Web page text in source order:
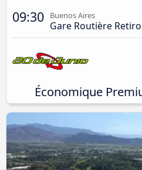
09:30 Buenos Aires
Gare Routière Retiro
Économique